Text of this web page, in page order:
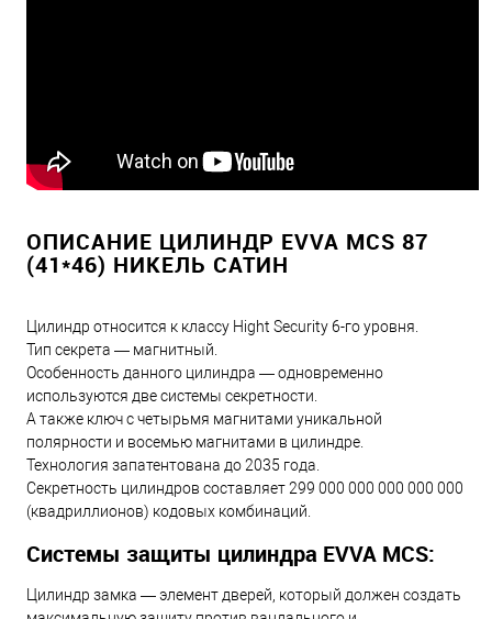
ОПИСАНИЕ ЦИЛИНДР EVVA MCS 87
(41*46) НИКЕЛЬ САТИН
Цилиндр относится к классу Hight Security 6-го уровня.
Тип секрета — магнитный.
Особенность данного цилиндра — одновременно
используются две системы секретности.
А также ключ с четырьмя магнитами уникальной
полярности и восемью магнитами в цилиндре.
Технология запатентована до 2035 года.
Секретность цилиндров составляет 299 000 000 000 000 000
(квадриллионов) кодовых комбинаций.
Системы защиты цилиндра EVVA MCS:
Цилиндр замка — элемент дверей, который должен создать